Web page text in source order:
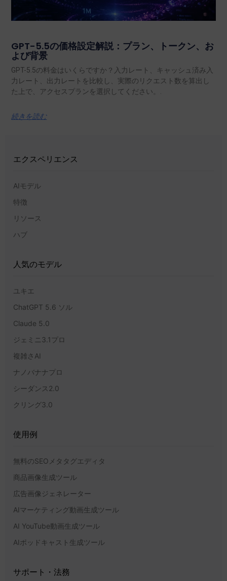
GPT-5.5の価格設定解説：プラン、トークン、お
よび背景
GPT-5.5の料金はいくらですか？入力レート、キャッシュ済み入
力レート、出力レートを比較し、実際のリクエスト数を算出し
た上で、アクセスプランを選択してください。.
続きを読む
エクスペリエンス
AIモデル
特徴
リソース
ハブ
人気のモデル
ユキエ
ChatGPT 5.6 ソル
Claude 5.0
ジェミニ3.1プロ
複雑さAI
ナノバナナプロ
シーダンス2.0
クリング3.0
使用例
無料のSEOメタタグエディタ
商品画像生成ツール
広告画像ジェネレーター
AIマーケティング動画生成ツール
AI YouTube動画生成ツール
AIポッドキャスト生成ツール
サポート・法務